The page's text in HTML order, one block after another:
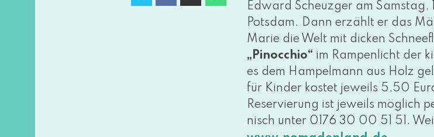
Edward Scheuzger am Samstag,
Potsdam. Dann erzählt er das
Marie die Welt mit dicken
„Pinocchio“ im Rampenlicht der
es dem Hampelmann aus Holz
für Kinder kos­tet jeweils 5,50
Reservierung ist jeweils mög­lich
nisch unter 0176 30 00 51 51.